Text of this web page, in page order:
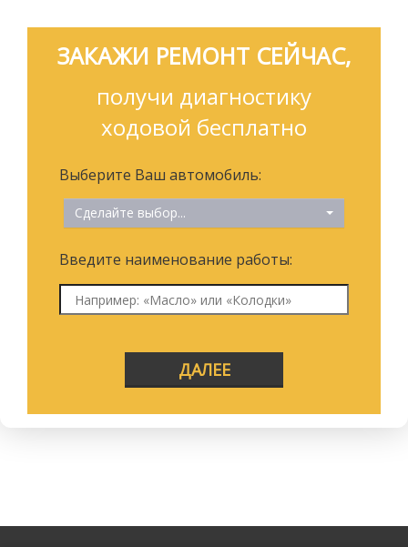
ЗАКАЖИ РЕМОНТ СЕЙЧАС,
получи диагностику
ходовой бесплатно
Выберите Ваш автомобиль:
Сделайте выбор...
Введите наименование работы:
ДАЛЕЕ